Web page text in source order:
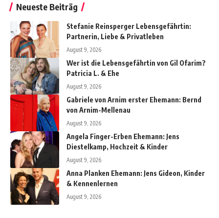
Neueste Beiträg
Stefanie Reinsperger Lebensgefährtin:
Partnerin, Liebe & Privatleben
August 9, 2026
Wer ist die Lebensgefährtin von Gil Ofarim?
Patricia L. & Ehe
August 9, 2026
Gabriele von Arnim erster Ehemann: Bernd
von Arnim-Mellenau
August 9, 2026
Angela Finger-Erben Ehemann: Jens
Diestelkamp, Hochzeit & Kinder
August 9, 2026
Anna Planken Ehemann: Jens Gideon, Kinder
& Kennenlernen
August 9, 2026